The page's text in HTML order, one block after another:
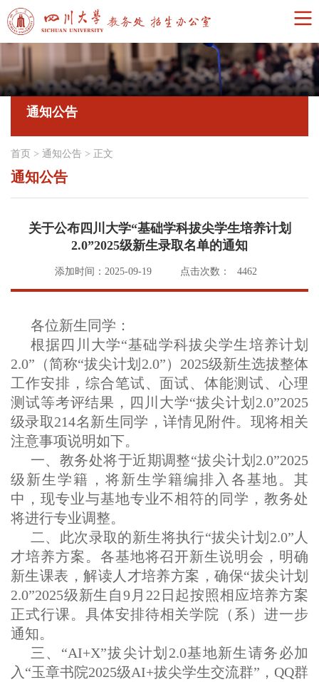
通知公告
首页 > 通知公告 > 正文
通知公告
关于公布四川大学“基础学科拔尖学生培养计划
2.0”2025级新生录取名单的通知
添加时间：2025-09-19 点击次数： 4462
各位新生同学：
根据四川大学“基础学科拔尖学生培养计划
2.0”（简称“拔尖计划2.0”）2025级新生选拔整体
工作安排，综合笔试、面试、体能测试、心理
测试等考评结果，四川大学“拔尖计划2.0”2025
级录取214名新生同学，详情见附件。现将相关
注意事项说明如下。
一、教务处将于近期调整“拔尖计划2.0”2025
级新生学籍，将新生学籍编排入各基地。其
中，现专业与基地专业不相符的同学，教务处
将进行专业调整。
二、 此次录取的新生将执行“拔尖计划2.0”人
才培养方案。 各基地将召开新生说明会， 明确
新生课表，解读人才培养方案，确保“拔尖计划
2.0”2025级新生自9 月 22 日起按照相应培养方案
正式行课。具体安排待相关学院 （ 系 ）进一步
通知。
三、“AI+X”拔尖计划2.0基地新生请务必加
入“玉章书院2025级AI+拔尖学生交流群”，QQ群